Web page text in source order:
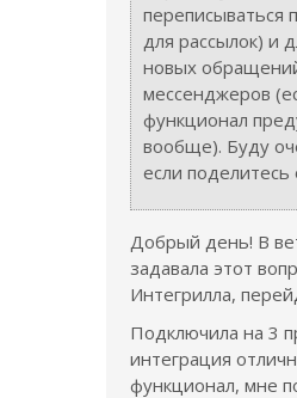
переписываться
для рассылок) и
новых
мессенджеров
функционал
вообще). Буду
если
Добрый день! В
задавала этот
Интегрилла,
Подключила на 3
интеграция
функционал, мне